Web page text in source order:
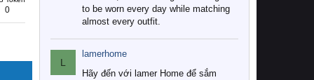
0
to be worn every day while matching
almost every outfit.
L
lamerhome
Hãy đến với lamer Home để sắm